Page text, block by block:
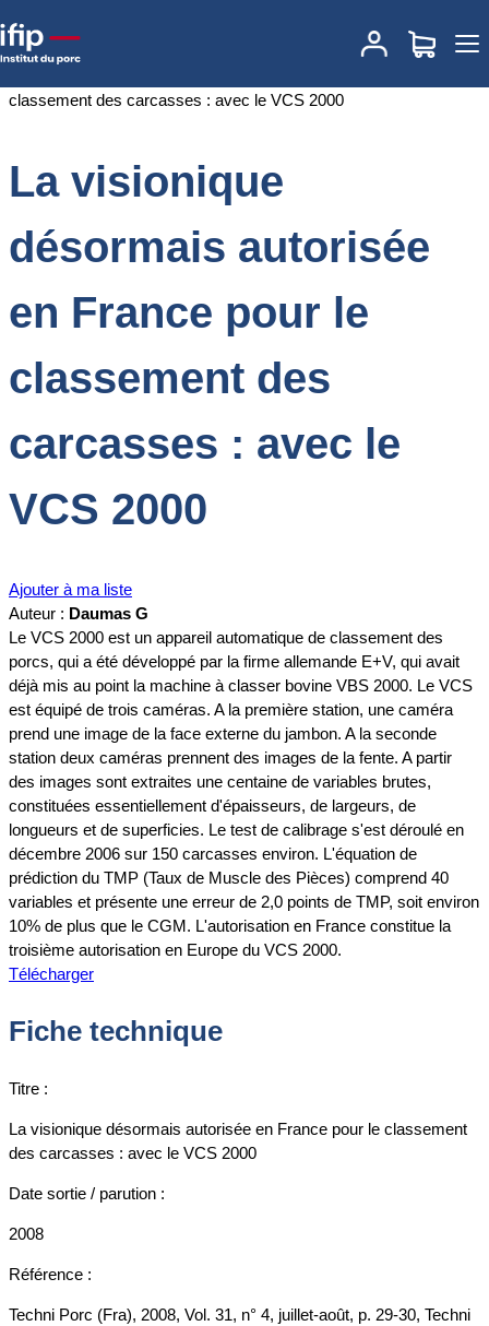
Accueil
La visionique désormais autorisée en
France pour le classement des carcasses : avec le VCS 2000
La visionique
désormais autorisée
en France pour le
classement des
carcasses : avec le
VCS 2000
Ajouter à ma liste
Auteur : Daumas G
Le VCS 2000 est un appareil automatique de classement des
porcs, qui a été développé par la firme allemande E+V, qui avait
déjà mis au point la machine à classer bovine VBS 2000. Le VCS
est équipé de trois caméras. A la première station, une caméra
prend une image de la face externe du jambon. A la seconde
station deux caméras prennent des images de la fente. A partir
des images sont extraites une centaine de variables brutes,
constituées essentiellement d'épaisseurs, de largeurs, de
longueurs et de superficies. Le test de calibrage s'est déroulé en
décembre 2006 sur 150 carcasses environ. L'équation de
prédiction du TMP (Taux de Muscle des Pièces) comprend 40
variables et présente une erreur de 2,0 points de TMP, soit environ
10% de plus que le CGM. L'autorisation en France constitue la
troisième autorisation en Europe du VCS 2000.
Télécharger
Fiche technique
Titre :
La visionique désormais autorisée en France pour le classement
des carcasses : avec le VCS 2000
Date sortie / parution :
2008
Référence :
Techni Porc (Fra), 2008, Vol. 31, n° 4, juillet-août, p. 29-30, Techni